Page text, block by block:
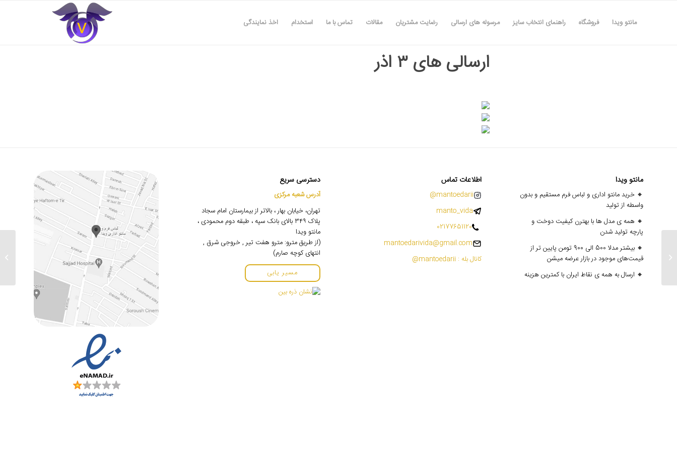
مانتو ویدا فروشگاه راهنمای انتخاب سایز مرسوله های ارسالی رضایت مشتریان مقالات تماس با ما استخدام اخذ نمایندگی
ارسالی های ۳ اذر
مانتو ویدا
🔸 خرید مانتو اداری و لباس فرم مستقیم و بدون
واسطه از تولید
🔸 همه ی مدل ها با بهترن کیفیت دوخت و
پارچه تولید شدن
🔸 بیشتر مدلا 500 الی 900 تومن پایین تر از
قیمت‌های موجود در بازار عرضه میشن
🔸 ارسال به همه ی نقاط ایران با کمترین هزینه
اطلاعات تماس
mantoedarii@
manto_vida
02177651120
mantoedarivida@gmail.com
کانال بله : mantoedarii@
دسترسی سریع
آدرس شعبه مرکزی
تهران، خیابان بهار ، بالاتر از بیمارستان امام سجاد
پلاک ۳۴۹ بالای بانک سپه ، طبقه دوم محمودی ،
مانتو ویدا
(از طریق مترو: مترو هفت تیر , خروجی شرق ,
انتهای کوچه صارم)
مسیر یابی
ارسالی های۴ اذر